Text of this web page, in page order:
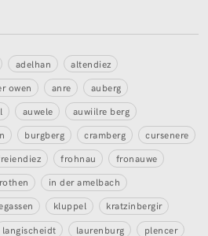
adelhan
altendiez
owen anre
auberg
auwele
auwiilre berg
burgberg cramberg
cursenere
frohnau
fronauwe
in der amelbach
kluppel
kratzinbergir
langischeidt laurenburg plencer